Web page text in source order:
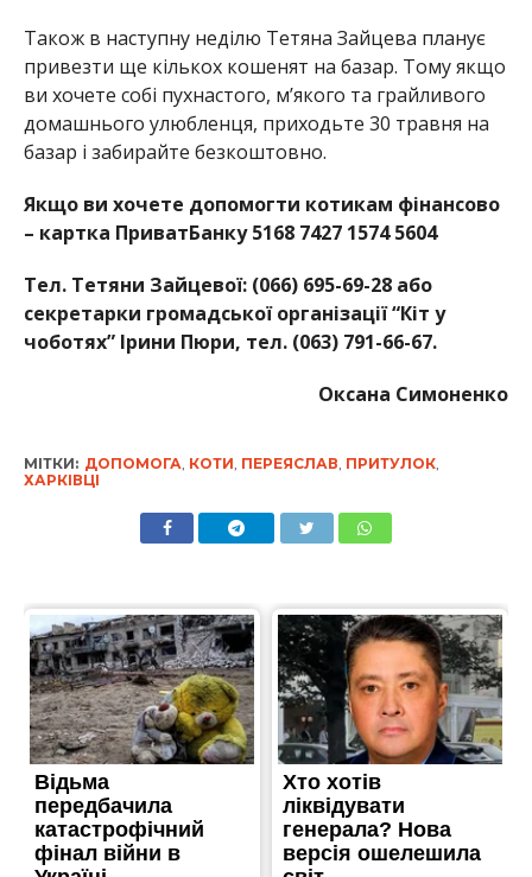
Також в наступну неділю Тетяна Зайцева планує
привезти ще кількох кошенят на базар. Тому якщо
ви хочете собі пухнастого, м’якого та грайливого
домашнього улюбленця, приходьте 30 травня на
базар і забирайте безкоштовно.
Якщо ви хочете допомогти котикам фінансово
– картка ПриватБанку 5168 7427 1574 5604
Тел. Тетяни Зайцевої: (066) 695-69-28 або
секретарки громадської організації “Кіт у
чоботях” Ірини Пюри, тел. (063) 791-66-67.
Оксана Симоненко
МІТКИ: ДОПОМОГА КОТИ ПЕРЕЯСЛАВ ПРИТУЛОК,
ХАРКІВЦІ